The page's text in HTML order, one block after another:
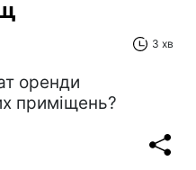
3 хв
оренди
приміщень?